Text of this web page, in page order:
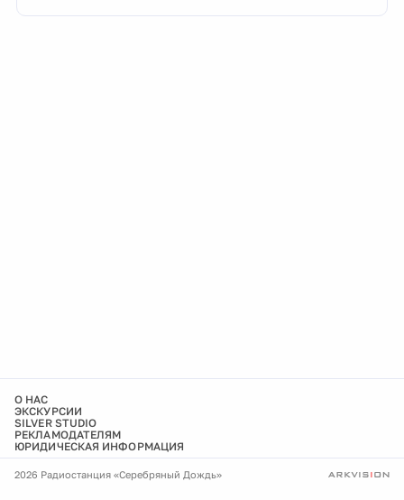
О НАС
ЭКСКУРСИИ
SILVER STUDIO
РЕКЛАМОДАТЕЛЯМ
ЮРИДИЧЕСКАЯ ИНФОРМАЦИЯ
2026 Радиостанция «Серебряный Дождь»